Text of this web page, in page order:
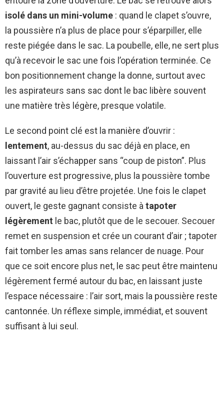
isolé dans un mini-volume : quand le clapet s’ouvre,
la poussière n’a plus de place pour s’éparpiller, elle
reste piégée dans le sac. La poubelle, elle, ne sert plus
qu’à recevoir le sac une fois l’opération terminée. Ce
bon positionnement change la donne, surtout avec
les aspirateurs sans sac dont le bac libère souvent
une matière très légère, presque volatile.
Le second point clé est la manière d’ouvrir :
lentement, au-dessus du sac déjà en place, en
laissant l’air s’échapper sans “coup de piston”. Plus
l’ouverture est progressive, plus la poussière tombe
par gravité au lieu d’être projetée. Une fois le clapet
ouvert, le geste gagnant consiste àtapoter
légèrement le bac, plutôt que de le secouer. Secouer
remet en suspension et crée un courant d’air ; tapoter
fait tomber les amas sans relancer de nuage. Pour
que ce soit encore plus net, le sac peut être maintenu
légèrement fermé autour du bac, en laissant juste
l’espace nécessaire : l’air sort, mais la poussière reste
cantonnée. Un réflexe simple, immédiat, et souvent
suffisant à lui seul.